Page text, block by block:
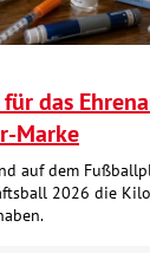
das
Marke
auf dem
2026 die